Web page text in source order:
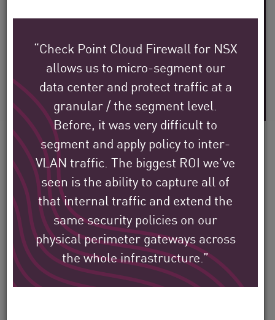
“Check Point Cloud Firewall for NSX
allows us to micro-segment our
data center and protect traffic at a
granular / the segment level.
Before, it was very difficult to
segment and apply policy to inter-
VLAN traffic. The biggest ROI we’ve
seen is the ability to capture all of
that internal traffic and extend the
same security policies on our
physical perimeter gateways across
the whole infrastructure.”
Más de 30
años de experiencia en la industria
Vea cómo los clientes
globales de Check Point
están protegiendo su
entorno.
Nuestra misión es ayudar a proteger las